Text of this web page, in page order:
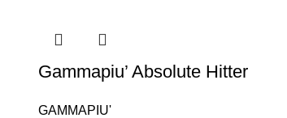
Gammapiu’ Absolute Hitter
GAMMAPIU'